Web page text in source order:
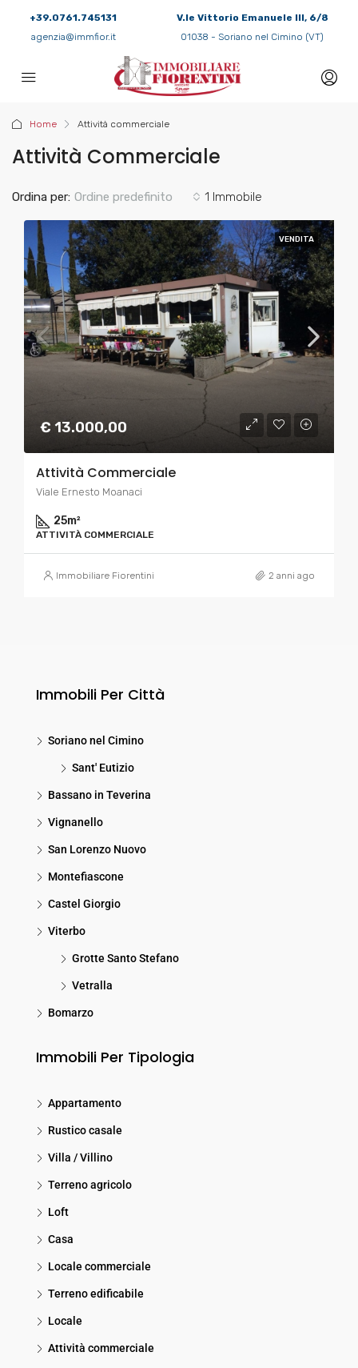
+39.0761.745131
agenzia@immfior.it
V.le Vittorio Emanuele III, 6/8
01038 - Soriano nel Cimino (VT)
Home Attività commerciale
Attività Commerciale
1 Immobile
Ordina per: Ordine predefinito
VENDITA
€ 13.000,00
Attività Commerciale
Viale Ernesto Moanaci
25m²
ATTIVITÀ COMMERCIALE
Immobiliare Fiorentini 2 anni ago
Immobili Per Città
Soriano nel Cimino
Sant' Eutizio
Bassano in Teverina
Vignanello
San Lorenzo Nuovo
Montefiascone
Castel Giorgio
Viterbo
Grotte Santo Stefano
Vetralla
Bomarzo
Immobili Per Tipologia
Appartamento
Rustico casale
Villa / Villino
Terreno agricolo
Loft
Casa
Locale commerciale
Terreno edificabile
Locale
Attività commerciale